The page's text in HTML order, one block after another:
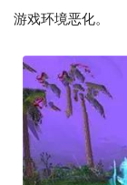
游戏环境恶化。